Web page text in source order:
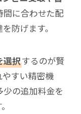
間に合わせた配
防げます。
選択するのが賢
すい精密機
の追加料金を